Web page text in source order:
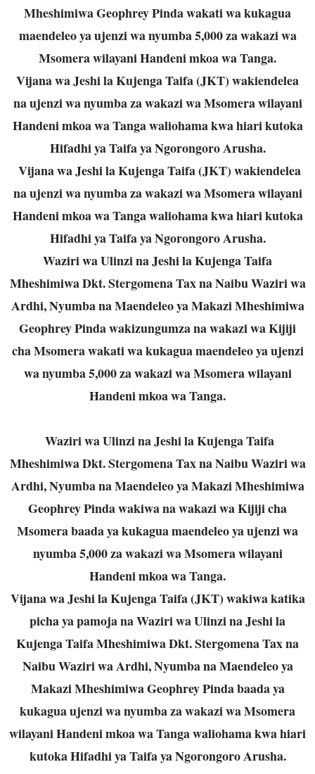
Mheshimiwa Geophrey Pinda wakati wa kukagua
maendeleo ya ujenzi wa nyumba 5,000 za wakazi wa
Msomera wilayani Handeni mkoa wa Tanga.
Vijana wa Jeshi la Kujenga Taifa (JKT) wakiendelea
na ujenzi wa nyumba za wakazi wa Msomera wilayani
Handeni mkoa wa Tanga waliohama kwa hiari kutoka
Hifadhi ya Taifa ya Ngorongoro Arusha.
Vijana wa Jeshi la Kujenga Taifa (JKT) wakiendelea
na ujenzi wa nyumba za wakazi wa Msomera wilayani
Handeni mkoa wa Tanga waliohama kwa hiari kutoka
Hifadhi ya Taifa ya Ngorongoro Arusha.
Waziri wa Ulinzi na Jeshi la Kujenga Taifa
Mheshimiwa Dkt. Stergomena Tax na Naibu Waziri wa
Ardhi, Nyumba na Maendeleo ya Makazi Mheshimiwa
Geophrey Pinda wakizungumza na wakazi wa Kijiji
cha Msomera wakati wa kukagua maendeleo ya ujenzi
wa nyumba 5,000 za wakazi wa Msomera wilayani
Handeni mkoa wa Tanga.
Waziri wa Ulinzi na Jeshi la Kujenga Taifa
Mheshimiwa Dkt. Stergomena Tax na Naibu Waziri wa
Ardhi, Nyumba na Maendeleo ya Makazi Mheshimiwa
Geophrey Pinda wakiwa na wakazi wa Kijiji cha
Msomera baada ya kukagua maendeleo ya ujenzi wa
nyumba 5,000 za wakazi wa Msomera wilayani
Handeni mkoa wa Tanga.
Vijana wa Jeshi la Kujenga Taifa (JKT) wakiwa katika
picha ya pamoja na Waziri wa Ulinzi na Jeshi la
Kujenga Taifa Mheshimiwa Dkt. Stergomena Tax na
Naibu Waziri wa Ardhi, Nyumba na Maendeleo ya
Makazi Mheshimiwa Geophrey Pinda baada ya
kukagua ujenzi wa nyumba za wakazi wa Msomera
wilayani Handeni mkoa wa Tanga waliohama kwa hiari
kutoka Hifadhi ya Taifa ya Ngorongoro Arusha.